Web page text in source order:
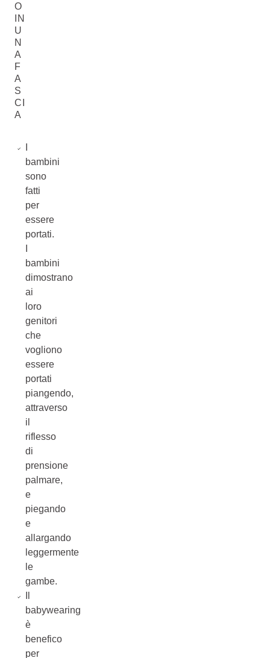
O
IN
U
N
A
F
A
S
CI
A
bambini
sono
fatti
per
essere
portati.
bambini
dimostrano
ai
loro
genitori
che
vogliono
essere
portati
piangendo,
attraverso
il
riflesso
di
prensione
palmare,
e
piegando
e
allargando
leggermente
le
gambe.
babywearing
è
benefico
per